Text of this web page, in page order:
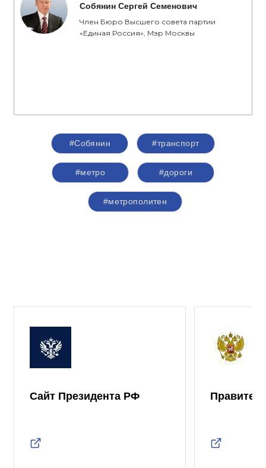
Собянин Сергей Семенович
Член Бюро Высшего совета партии
«Единая Россия», Мэр Москвы
#Собянин #транспорт
#метро #дороги
#метрополитен
Сайт Президента РФ